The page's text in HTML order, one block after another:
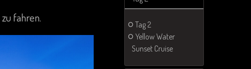
fahren.
Tag 2
Yellow Water
Sunset Cruise